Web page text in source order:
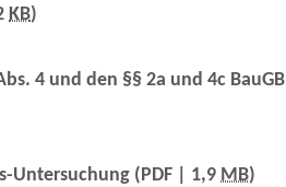
KB)
4 und den §§ 2a und 4c BauGB
Untersuchung (PDF | 1,9 MB)